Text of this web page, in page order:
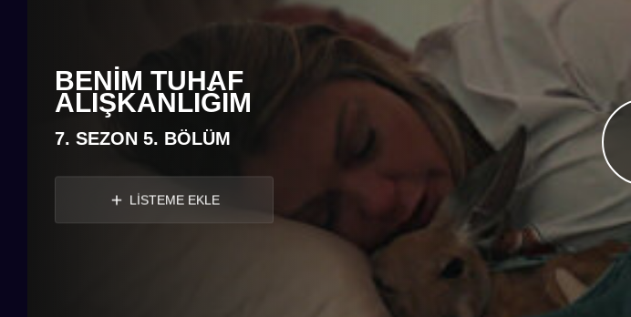
BENIM TUHAF
ALIŞKANLIĞIM
7. SEZON 5. BÖLÜM
LİSTEME EKLE